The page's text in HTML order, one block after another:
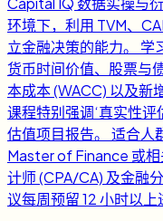
环境下，利用 TVM、
立金融决策的能力。 学
货币时间价值、股票与
本成本 (WACC) 以及新
课程特别强调‘真实性
估值项目报告。 适合
Master of Finance 或
计师 (CPA/CA) 及金融
议每周预留 12 小时以上